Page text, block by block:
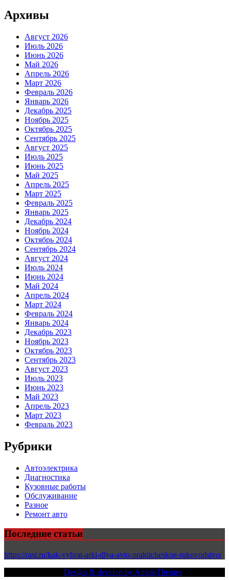
Архивы
Август 2026
Июль 2026
Июнь 2026
Май 2026
Апрель 2026
Март 2026
Февраль 2026
Январь 2026
Декабрь 2025
Ноябрь 2025
Октябрь 2025
Сентябрь 2025
Август 2025
Июль 2025
Июнь 2025
Май 2025
Апрель 2025
Март 2025
Февраль 2025
Январь 2025
Декабрь 2024
Ноябрь 2024
Октябрь 2024
Сентябрь 2024
Август 2024
Июль 2024
Июнь 2024
Май 2024
Апрель 2024
Март 2024
Февраль 2024
Январь 2024
Декабрь 2023
Ноябрь 2023
Октябрь 2023
Сентябрь 2023
Август 2023
Июль 2023
Июнь 2023
Май 2023
Апрель 2023
Март 2023
Февраль 2023
Рубрики
Автоэлектрика
Диагностика
Кузовные работы
Обслуживание
Разное
Ремонт авто
Последние статьи
https://rasi.ru/kak-vybrat-arki-dlya-avto-prakticheskoe-rukovodstvo/
Design & develop by AmpleThemes